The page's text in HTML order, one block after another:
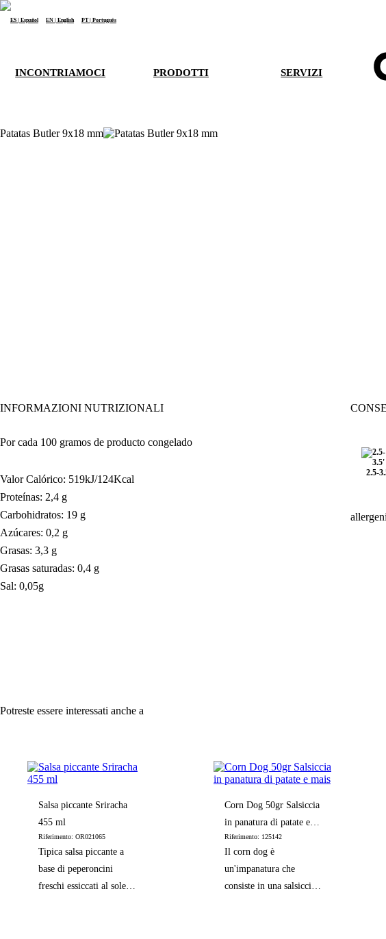
ES | Español EN | English PT | Português
INFORMATIVA SULLA PRIVACY
INCONTRIAMOCI PRODOTTI SERVIZI
Patatas Butler 9x18 mm
INFORMAZIONI NUTRIZIONALI
Por cada 100 gramos de producto congelado
Valor Calórico: 519kJ/124Kcal
Proteínas: 2,4 g
Carbohidratos: 19 g
Azúcares: 0,2 g
Grasas: 3,3 g
Grasas saturadas: 0,4 g
Sal: 0,05g
2.5-
Potreste essere interessati anche a
Salsa piccante Sriracha
455 ml
Riferimento: OR021065
Tipica salsa piccante a
base di peperoncini
freschi essiccati al sole,
Corn Dog 50gr Salsiccia
in panatura di patate e
mais
Riferimento: 125142
Il corn dog è
un'impanatura che
consiste in una salsiccia